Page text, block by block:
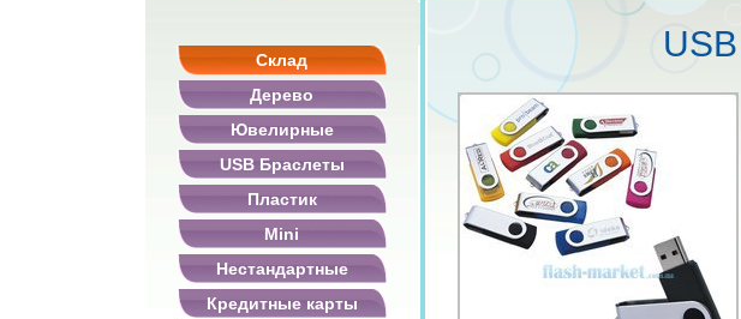
Склад
Дерево
Ювелирные
USB Браслеты
Пластик
Mini
Нестандартные
Кредитные карты